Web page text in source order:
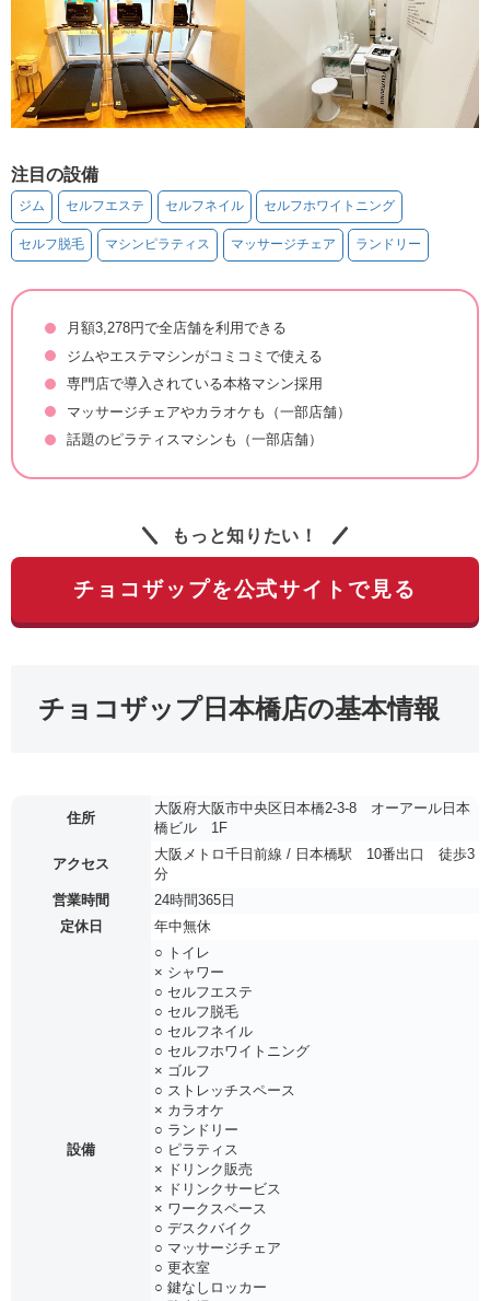
注目の設備
ジム セルフエステ セルフネイル セルフホワイトニング
セルフ脱毛 マシンピラティス マッサージチェア ランドリー
月額3,278円で全店舗を利用できる
ジムやエステマシンがコミコミで使える
専門店で導入されている本格マシン採用
マッサージチェアやカラオケも（一部店舗）
話題のピラティスマシンも（一部店舗）
もっと知りたい！
チョコザップを公式サイトで見る
チョコザップ日本橋店の基本情報
住所
大阪府大阪市中央区日本橋2-3-8 オーアール日本
橋ビル 1F
アクセス
大阪メトロ千日前線 / 日本橋駅 10番出口 徒歩3
分
営業時間
24時間365日
定休日
年中無休
設備
○ トイレ
× シャワー
○ セルフエステ
○ セルフ脱毛
○ セルフネイル
○ セルフホワイトニング
× ゴルフ
○ ストレッチスペース
× カラオケ
○ ランドリー
○ ピラティス
× ドリンク販売
× ドリンクサービス
× ワークスペース
○ デスクバイク
○ マッサージチェア
○ 更衣室
○ 鍵なしロッカー